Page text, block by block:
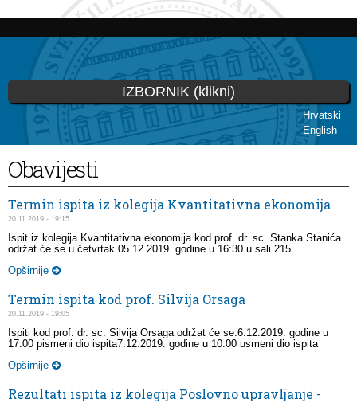
Skoči
glavni
sadržaj
Hrvatski
English
IZBORNIK (klikni)
Vi ste ovdje
Obavijesti
Termin ispita iz kolegija Kvantitativna ekonomija
20.11.2019 - 19:15
Ispit iz kolegija Kvantitativna ekonomija kod prof. dr. sc. Stanka Stanića
održat će se u četvrtak 05.12.2019. godine u 16:30 u sali 215.
Opširnije
Termin ispita kod prof. Silvija Orsaga
20.11.2019 - 19:05
Ispiti kod prof. dr. sc. Silvija Orsaga održat će se:6.12.2019. godine u
17:00 pismeni dio ispita7.12.2019. godine u 10:00 usmeni dio ispita
Opširnije
Rezultati ispita iz kolegija Poslovno upravljanje -